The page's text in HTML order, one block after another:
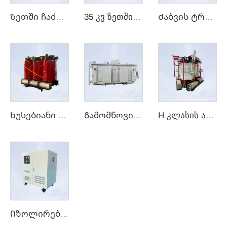
Ზეთში ჩაძირული ტრანსფორმატორი 35 კვ ზეთში ჩაძირული ტრანსფორმატორი Ძაბვის ტრანსფორმატორი
Ხუსებიანი ტრანსფორმატორი Გამომწოვი ტრანსფორმატორი H კლასის არაშემოსრული მშრალი ტიპის ტრანსფორმატორი
Იზოლირებული ტრანსფორმატორი